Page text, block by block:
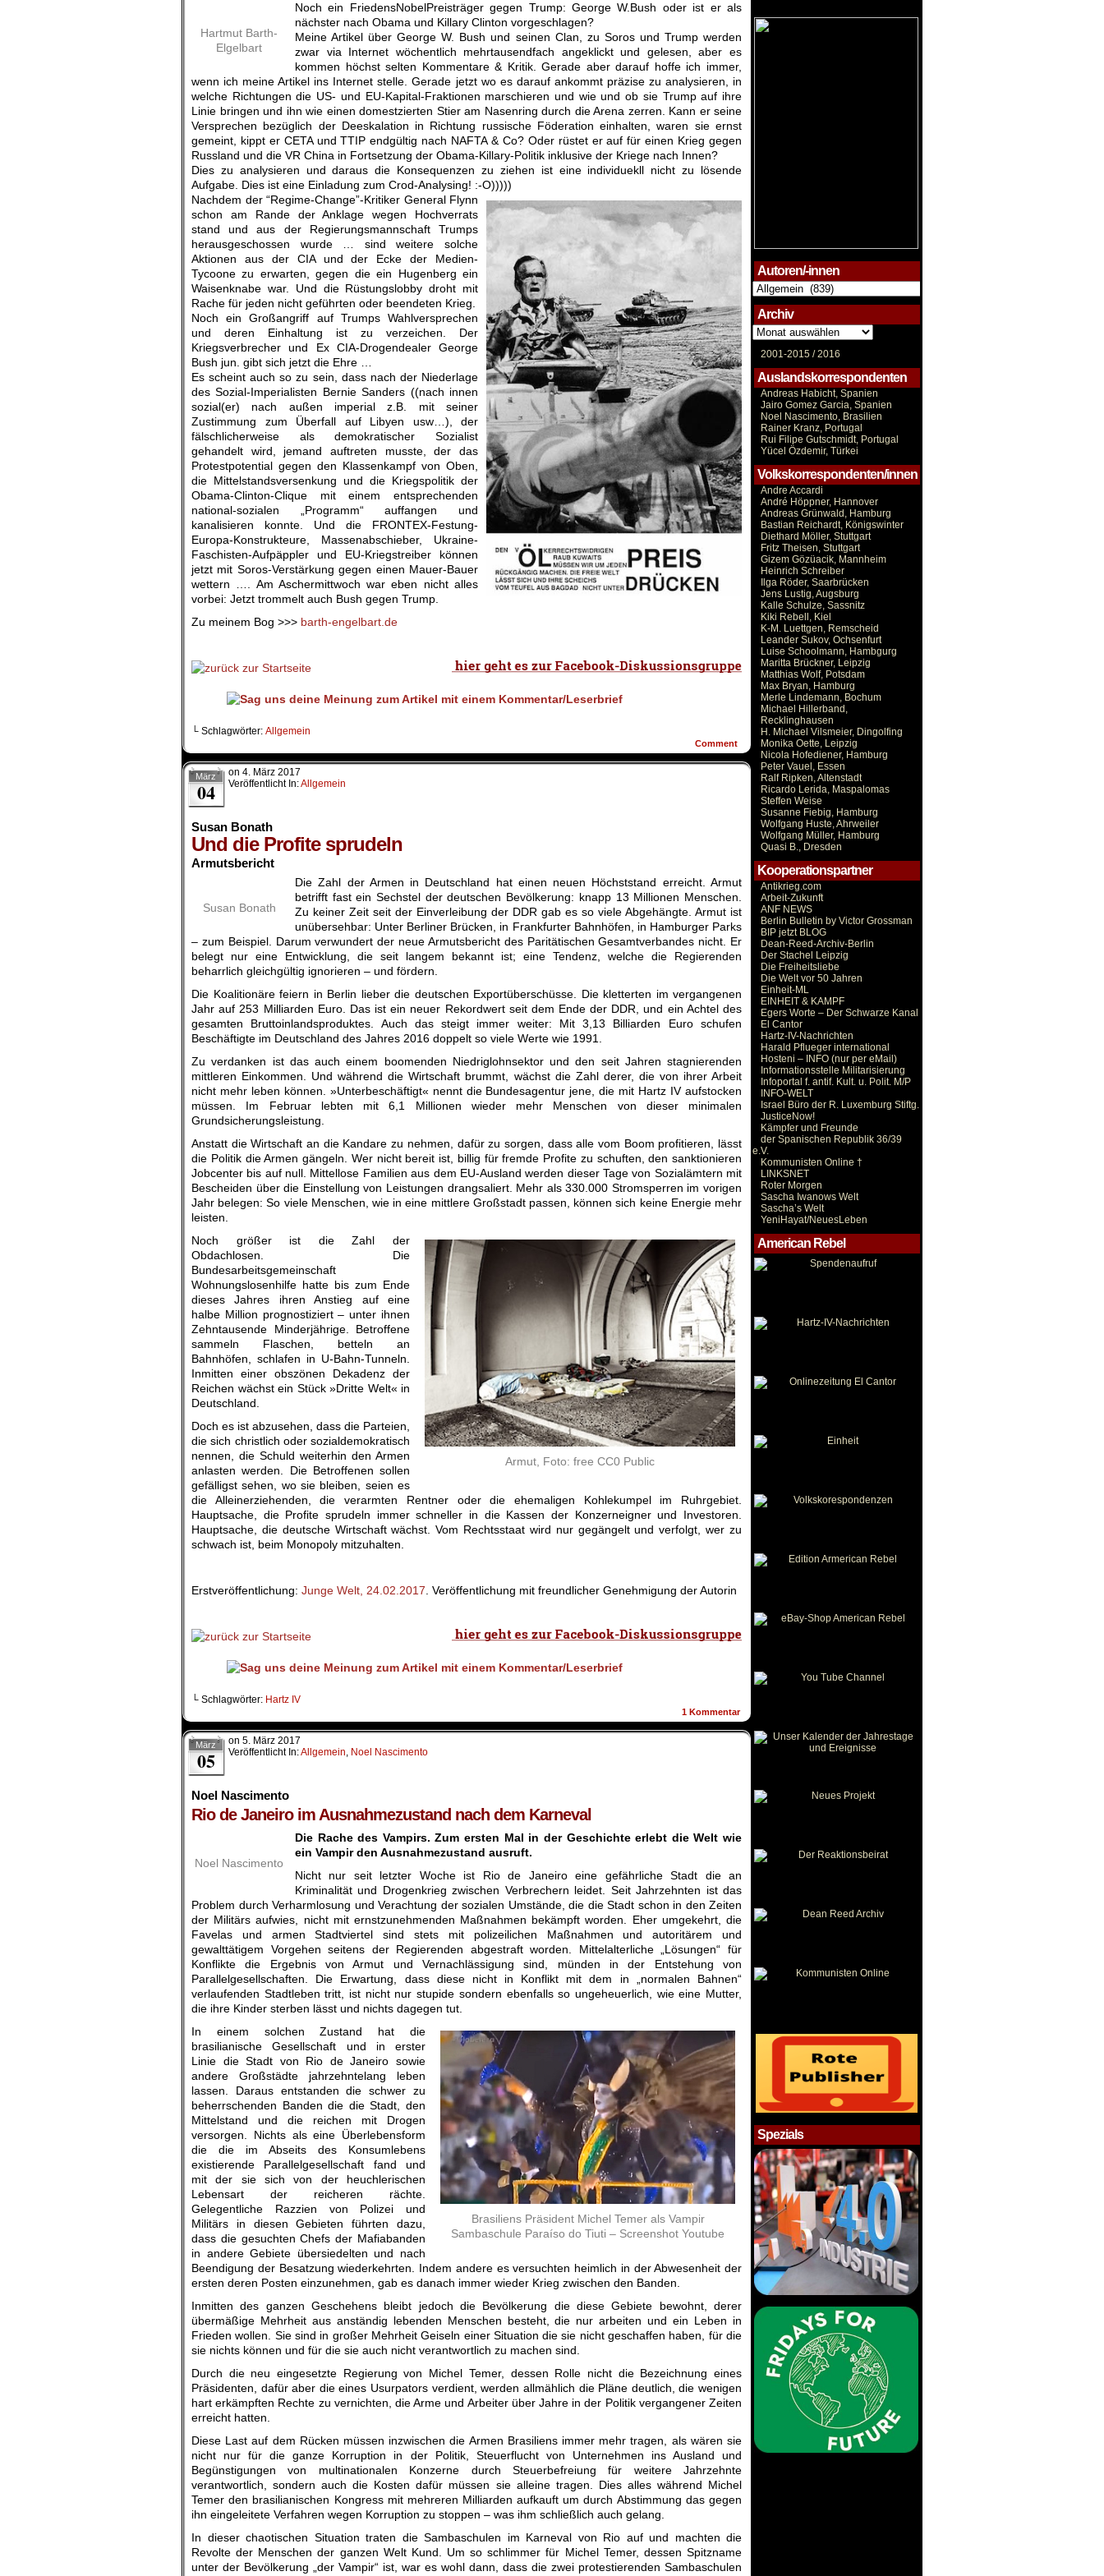
Hartmut Barth-
Elgelbart
Noch ein FriedensNobelPreisträger gegen Trump: George W.Bush oder ist er als
nächster nach Obama und Killary Clinton vorgeschlagen?
Meine Artikel über George W. Bush und seinen Clan, zu Soros und Trump werden
zwar via Internet wöchentlich mehrtausendfach angeklickt und gelesen, aber es
kommen höchst selten Kommentare & Kritik. Gerade aber darauf hoffe ich immer,
wenn ich meine Artikel ins Internet stelle. Gerade jetzt wo es darauf ankommt präzise zu analysieren, in
welche Richtungen die US- und EU-Kapital-Fraktionen marschieren und wie und ob sie Trump auf ihre
Linie bringen und ihn wie einen domestzierten Stier am Nasenring durch die Arena zerren. Kann er seine
Versprechen bezüglich der Deeskalation in Richtung russische Föderation einhalten, waren sie ernst
gemeint, kippt er CETA und TTIP endgültig nach NAFTA & Co? Oder rüstet er auf für einen Krieg gegen
Russland und die VR China in Fortsetzung der Obama-Killary-Politik inklusive der Kriege nach Innen?
Dies zu analysieren und daraus die Konsequenzen zu ziehen ist eine individuekll nicht zu lösende
Aufgabe. Dies ist eine Einladung zum Crod-Analysing! :-O)))))
Nachdem der “Regime-Change”-Kritiker General Flynn
schon am Rande der Anklage wegen Hochverrats
stand und aus der Regierungsmannschaft Trumps
herausgeschossen wurde … sind weitere solche
Aktionen aus der CIA und der Ecke der Medien-
Tycoone zu erwarten, gegen die ein Hugenberg ein
Waisenknabe war. Und die Rüstungslobby droht mit
Rache für jeden nicht geführten oder beendeten Krieg.
Noch ein Großangriff auf Trumps Wahlversprechen
und deren Einhaltung ist zu verzeichen. Der
Kriegsverbrecher und Ex CIA-Drogendealer George
Bush jun. gibt sich jetzt die Ehre …
Es scheint auch so zu sein, dass nach der Niederlage
des Sozial-Imperialisten Bernie Sanders ((nach innen
sozial(er) nach außen imperial z.B. mit seiner
Zustimmung zum Überfall auf Libyen usw…), der
fälschlicherweise als demokratischer Sozialist
gehandelt wird, jemand auftreten musste, der das
Protestpotential gegen den Klassenkampf von Oben,
die Mittelstandsversenkung und die Kriegspolitik der
Obama-Clinton-Clique mit einem entsprechenden
national-sozialen „Programm“ auffangen und
kanalisieren konnte. Und die FRONTEX-Festung-
Europa-Konstrukteure, Massenabschieber, Ukraine-
Faschisten-Aufpäppler und EU-Kriegstreiber können
jetzt mit Soros-Verstärkung gegen einen Mauer-Bauer
wettern …. Am Aschermittwoch war eben nicht alles
vorbei: Jetzt trommelt auch Bush gegen Trump.
Zu meinem Bog >>> barth-engelbart.de
└ Schlagwörter: Allgemein
Comment
März
04
on 4. März 2017
Veröffentlicht In:Allgemein
Susan Bonath
Und die Profite sprudeln
Armutsbericht
Susan Bonath
Die Zahl der Armen in Deutschland hat einen neuen Höchststand erreicht. Armut
betrifft fast ein Sechstel der deutschen Bevölkerung: knapp 13 Millionen Menschen.
Zu keiner Zeit seit der Einverleibung der DDR gab es so viele Abgehängte. Armut ist
unübersehbar: Unter Berliner Brücken, in Frankfurter Bahnhöfen, in Hamburger Parks
– zum Beispiel. Darum verwundert der neue Armutsbericht des Paritätischen Gesamtverbandes nicht. Er
belegt nur eine Entwicklung , die seit langem bekannt ist; eine Tendenz, welche die Regierenden
beharrlich gleichgültig ignorieren – und fördern.
Die Koalitionäre feiern in Berlin lieber die deutschen Exportüberschüsse. Die kletterten im vergangenen
Jahr auf 253 Milliarden Euro. Das ist ein neuer Rekordwert seit dem Ende der DDR, und ein Achtel des
gesamten Bruttoinlandsproduktes. Auch das steigt immer weiter: Mit 3,13 Billiarden Euro schufen
Beschäftigte im Deutschland des Jahres 2016 doppelt so viele Werte wie 1991.
Zu verdanken ist das auch einem boomenden Niedriglohnsektor und den seit Jahren stagnierenden
mittleren Einkommen. Und während die Wirtschaft brummt, wächst die Zahl derer, die von ihrer Arbeit
nicht mehr leben können. »Unterbeschäftigt« nennt die Bundesagentur jene, die mit Hartz IV aufstocken
müssen. Im Februar lebten mit 6,1 Millionen wieder mehr Menschen von dieser minimalen
Grundsicherungsleistung.
Anstatt die Wirtschaft an die Kandare zu nehmen, dafür zu sorgen, dass alle vom Boom profitieren, lässt
die Politik die Armen gängeln. Wer nicht bereit ist, billig für fremde Profite zu schuften, den sanktionieren
Jobcenter bis auf null. Mittellose Familien aus dem EU-Ausland werden dieser Tage von Sozialämtern mit
Bescheiden über die Einstellung von Leistungen drangsaliert. Mehr als 330.000 Stromsperren im vorigen
Jahr belegen: So viele Menschen, wie in eine mittlere Großstadt passen, können sich keine Energie mehr
leisten.
Armut, Foto: free CC0 Public
Noch größer ist die Zahl der
Obdachlosen. Die
Bundesarbeitsgemeinschaft
Wohnungslosenhilfe hatte bis zum Ende
dieses Jahres ihren Anstieg auf eine
halbe Million prognostiziert – unter ihnen
Zehntausende Minderjährige. Betroffene
sammeln Flaschen, betteln an
Bahnhöfen, schlafen in U-Bahn-Tunneln.
Inmitten einer obszönen Dekadenz der
Reichen wächst ein Stück »Dritte Welt« in
Deutschland.
Doch es ist abzusehen, dass die Parteien,
die sich christlich oder sozialdemokratisch
nennen, die Schuld weiterhin den Armen
anlasten werden. Die Betroffenen sollen
gefälligst sehen, wo sie bleiben, seien es
die Alleinerziehenden, die verarmten Rentner oder die ehemaligen Kohlekumpel im Ruhrgebiet.
Hauptsache, die Profite sprudeln immer schneller in die Kassen der Konzerneigner und Investoren.
Hauptsache, die deutsche Wirtschaft wächst. Vom Rechtsstaat wird nur gegängelt und verfolgt, wer zu
schwach ist, beim Monopoly mitzuhalten.
Erstveröffentlichung: Junge Welt, 24.02.2017 . Veröffentlichung mit freundlicher Genehmigung der Autorin
└ Schlagwörter: Hartz IV
1 Kommentar
März
05
on 5. März 2017
Veröffentlicht In:Allgemein, Noel Nascimento
Noel Nascimento
Rio de Janeiro im Ausnahmezustand nach dem Karneval
Noel Nascimento
Die Rache des Vampirs. Zum ersten Mal in der Geschichte erlebt die Welt wie
ein Vampir den Ausnahmezustand ausruft.
Nicht nur seit letzter Woche ist Rio de Janeiro eine gefährliche Stadt die an
Kriminalität und Drogenkrieg zwischen Verbrechern leidet. Seit Jahrzehnten ist das
Problem durch Verharmlosung und Verachtung der sozialen Umstände, die die Stadt schon in den Zeiten
der Militärs aufwies, nicht mit ernstzunehmenden Maßnahmen bekämpft worden. Eher umgekehrt, die
Favelas und armen Stadtviertel sind stets mit polizeilichen Maßnahmen und autoritärem und
gewalttätigem Vorgehen seitens der Regierenden abgestraft worden. Mittelalterliche „Lösungen“ für
Konflikte die Ergebnis von Armut und Vernachlässigung sind, münden in der Entstehung von
Parallelgesellschaften. Die Erwartung, dass diese nicht in Konflikt mit dem in „normalen Bahnen“
verlaufenden Stadtleben tritt, ist nicht nur stupide sondern ebenfalls so ungeheuerlich, wie eine Mutter,
die ihre Kinder sterben lässt und nichts dagegen tut.
Brasiliens Präsident Michel Temer als Vampir
Sambaschule Paraíso do Tiuti – Screenshot Youtube
In einem solchen Zustand hat die
brasilianische Gesellschaft und in erster
Linie die Stadt von Rio de Janeiro sowie
andere Großstädte jahrzehntelang leben
lassen. Daraus entstanden die schwer zu
beherrschenden Banden die die Stadt, den
Mittelstand und die reichen mit Drogen
versorgen. Nichts als eine Überlebensform
die die im Abseits des Konsumlebens
existierende Parallelgesellschaft fand und
mit der sie sich von der heuchlerischen
Lebensart der reicheren rächte.
Gelegentliche Razzien von Polizei und
Militärs in diesen Gebieten führten dazu,
dass die gesuchten Chefs der Mafiabanden
in andere Gebiete übersiedelten und nach
Beendigung der Besatzung wiederkehrten. Indem andere es versuchten heimlich in der Abwesenheit der
ersten deren Posten einzunehmen, gab es danach immer wieder Krieg zwischen den Banden.
Inmitten des ganzen Geschehens bleibt jedoch die Bevölkerung die diese Gebiete bewohnt, derer
übermäßige Mehrheit aus anständig lebenden Menschen besteht, die nur arbeiten und ein Leben in
Frieden wollen. Sie sind in großer Mehrheit Geiseln einer Situation die sie nicht geschaffen haben, für die
sie nichts können und für die sie auch nicht verantwortlich zu machen sind.
Durch die neu eingesetzte Regierung von Michel Temer, dessen Rolle nicht die Bezeichnung eines
Präsidenten, dafür aber die eines Usurpators verdient, werden allmählich die Pläne deutlich, die wenigen
hart erkämpften Rechte zu vernichten, die Arme und Arbeiter über Jahre in der Politik vergangener Zeiten
erreicht hatten.
Diese Last auf dem Rücken müssen inzwischen die Armen Brasiliens immer mehr tragen, als wären sie
nicht nur für die ganze Korruption in der Politik, Steuerflucht von Unternehmen ins Ausland und
Begünstigungen von multinationalen Konzerne durch Steuerbefreiung für weitere Jahrzehnte
verantwortlich, sondern auch die Kosten dafür müssen sie alleine tragen. Dies alles während Michel
Temer den brasilianischen Kongress mit mehreren Milliarden aufkauft um durch Abstimmung das gegen
ihn eingeleitete Verfahren wegen Korruption zu stoppen – was ihm schließlich auch gelang.
In dieser chaotischen Situation traten die Sambaschulen im Karneval von Rio auf und machten die
Revolte der Menschen der ganzen Welt Kund. Um so schlimmer für Michel Temer, dessen Spitzname
unter der Bevölkerung „der Vampir“ ist, war es wohl dann, dass die zwei protestierenden Sambaschulen
Autoren/-innen
Autoren/-
innen
Archiv
Archiv
2001-2015 /2016
Auslandskorrespondenten
Andreas Habicht, Spanien
Jairo Gomez Garcia, Spanien
Noel Nascimento, Brasilien
Rainer Kranz, Portugal
Rui Filipe Gutschmidt, Portugal
Yücel Özdemir, Türkei
Volkskorrespondenten/innen
Andre Accardi
André Höppner, Hannover
Andreas Grünwald, Hamburg
Bastian Reichardt, Königswinter
Diethard Möller, Stuttgart
Fritz Theisen, Stuttgart
Gizem Gözüacik, Mannheim
Heinrich Schreiber
Ilga Röder, Saarbrücken
Jens Lustig, Augsburg
Kalle Schulze, Sassnitz
Kiki Rebell, Kiel
K-M. Luettgen, Remscheid
Leander Sukov, Ochsenfurt
Luise Schoolmann, Hambgurg
Maritta Brückner, Leipzig
Matthias Wolf, Potsdam
Max Bryan, Hamburg
Merle Lindemann, Bochum
Michael Hillerband,
Recklinghausen
H. Michael Vilsmeier, Dingolfing
Monika Oette, Leipzig
Nicola Hofediener, Hamburg
Peter Vauel, Essen
Ralf Ripken, Altenstadt
Ricardo Lerida, Maspalomas
Steffen Weise
Susanne Fiebig, Hamburg
Wolfgang Huste, Ahrweiler
Wolfgang Müller, Hamburg
Quasi B., Dresden
Kooperationspartner
Antikrieg.com
Arbeit-Zukunft
ANF NEWS
Berlin Bulletin by Victor Grossman
BIP jetzt BLOG
Dean-Reed-Archiv-Berlin
Der Stachel Leipzig
Die Freiheitsliebe
Die Welt vor 50 Jahren
Einheit-ML
EINHEIT & KAMPF
Egers Worte – Der Schwarze Kanal
El Cantor
Hartz-IV-Nachrichten
Harald Pflueger international
Hosteni – INFO (nur per eMail)
Informationsstelle Militarisierung
Infoportal f. antif. Kult. u. Polit. M/P
INFO-WELT
Israel Büro der R. Luxemburg Stiftg.
JusticeNow!
Kämpfer und Freunde
der Spanischen Republik 36/39
e.V.
Kommunisten Online †
LINKSNET
Roter Morgen
Sascha Iwanows Welt
Sascha’s Welt
YeniHayat/NeuesLeben
American Rebel
Spezials